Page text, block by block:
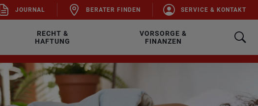
JOUR­NAL BE­RA­TER FIN­DEN SER­VICE & KON­TAKT
RECHT &
HAFTUNG
VORSORGE &
FINANZEN